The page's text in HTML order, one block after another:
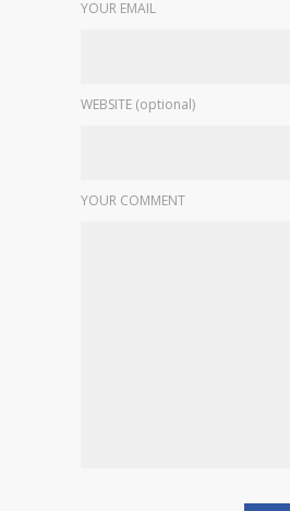
YOUR EMAIL
WEBSITE (optional)
YOUR COMMENT